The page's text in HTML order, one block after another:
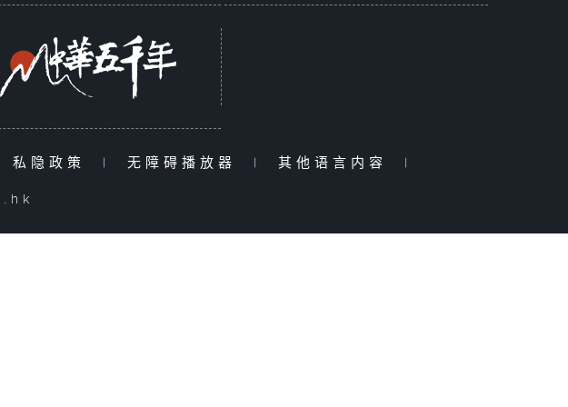
私隐政策 | 无障碍播放器 | 其他语言内容 |